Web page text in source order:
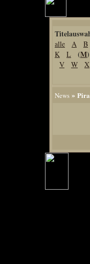
alle A B
K
L (M)
V
W X
News »